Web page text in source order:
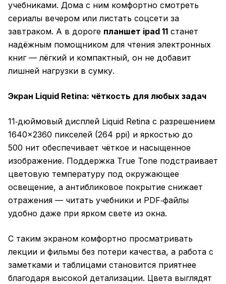
учебниками. Дома с ним комфортно смотреть
сериалы вечером или листать соцсети за
завтраком. А в дороге планшет ipad 11 станет
надёжным помощником для чтения электронных
книг — лёгкий и компактный, он не добавит
лишней нагрузки в сумку.
Экран Liquid Retina: чёткость для любых задач
11‑дюймовый дисплей Liquid Retina с разрешением
1640×2360 пикселей (264 ppi) и яркостью до
500 нит обеспечивает чёткое и насыщенное
изображение. Поддержка True Tone подстраивает
цветовую температуру под окружающее
освещение, а антибликовое покрытие снижает
отражения — читать учебники и PDF‑файлы
удобно даже при ярком свете из окна.
С таким экраном комфортно просматривать
лекции и фильмы без потери качества, а работа с
заметками и таблицами становится приятнее
благодаря высокой детализации. Цвета выглядят